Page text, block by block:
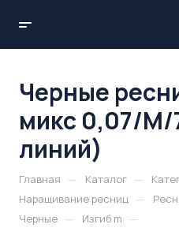
Черные
микс 0,07/M/
линий)
Главная — Каталог —
Наращивание ресниц —
Черные — Изгиб m —